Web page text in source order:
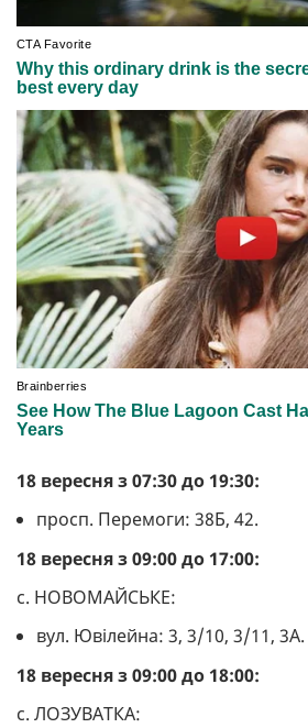
18 вересня з 07:30 до 19:30:
просп. Перемоги: 38Б, 42.
18 вересня з 09:00 до 17:00:
с. НОВОМАЙСЬКЕ:
вул. Ювілейна: 3, 3/10, 3/11, 3А.
18 вересня з 09:00 до 18:00:
с. ЛОЗУВАТКА: